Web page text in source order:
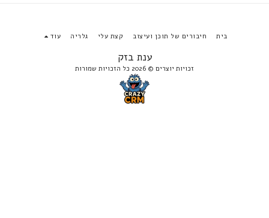
ענת בזק
זכויות יוצרים © 2026 כל הזכויות שמורות
בית חיבורים של תוכן ועיצוב קצת עלי גלריה עוד